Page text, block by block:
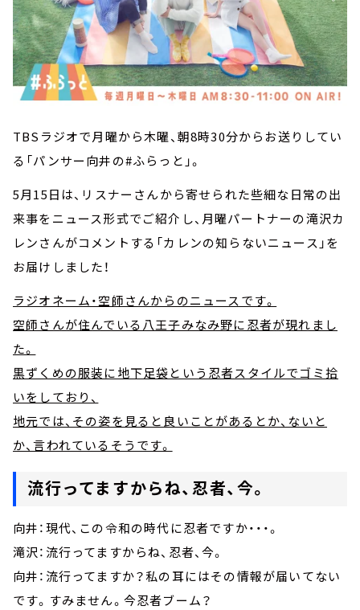
TBSラジオで月曜から木曜、朝8時30分からお送りしてい
る「パンサー向井の#ふらっと」。
5月15日は、リスナーさんから寄せられた些細な日常の出
来事をニュース形式でご紹介し、月曜パートナーの滝沢カ
レンさんがコメントする「カレンの知らないニュース」を
お届けしました！
ラジオネーム・空師さんからのニュースです。
空師さんが住んでいる八王子みなみ野に忍者が現れまし
た。
黒ずくめの服装に地下足袋という忍者スタイルでゴミ拾
いをしており、
地元では、その姿を見ると良いことがあるとか、ないと
か、言われているそうです。
流行ってますからね、忍者、今。
向井：現代、この令和の時代に忍者ですか・・・。
滝沢：流行ってますからね、忍者、今。
向井：流行ってますか？私の耳にはその情報が届いてない
です。すみません。今忍者ブーム？